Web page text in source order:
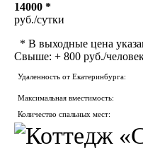
14000 *
руб./сутки
* В выходные цена
Свыше: + 800 руб./
Удаленность от Екатеринбурга:
Максимальная вместимость:
Количество спальных мест: